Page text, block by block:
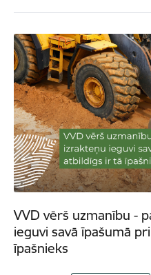
VVD vērš uzmanību -
ieguvi savā īpašumā
īpašnieks